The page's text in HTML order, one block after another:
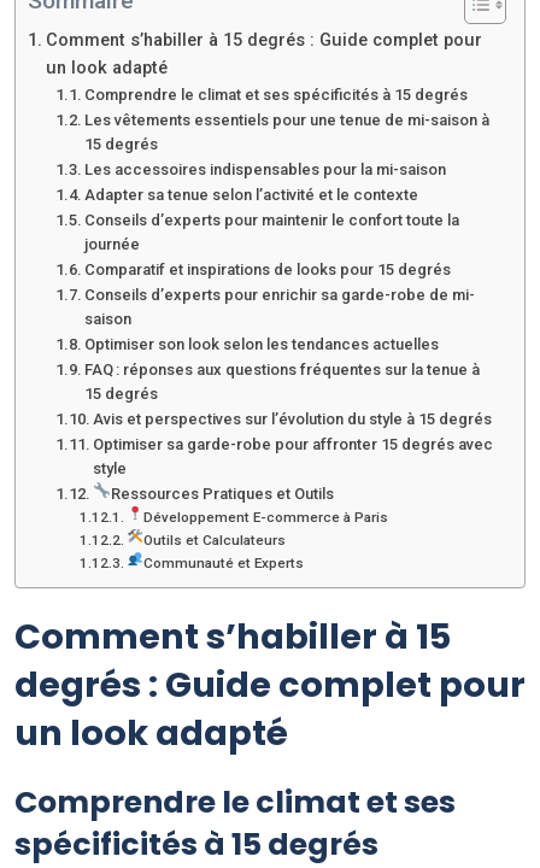
Comment s’habiller à 15 degrés : Guide complet pour
un look adapté
Comprendre le climat et ses spécificités à 15 degrés
Les vêtements essentiels pour une tenue de mi-saison à
15 degrés
Les accessoires indispensables pour la mi-saison
Adapter sa tenue selon l’activité et le contexte
Conseils d’experts pour maintenir le confort toute la
journée
Comparatif et inspirations de looks pour 15 degrés
Conseils d’experts pour enrichir sa garde-robe de mi-
saison
Optimiser son look selon les tendances actuelles
FAQ : réponses aux questions fréquentes sur la tenue à
15 degrés
Avis et perspectives sur l’évolution du style à 15 degrés
Optimiser sa garde-robe pour affronter 15 degrés avec
style
Ressources Pratiques et Outils
Développement E-commerce à Paris
Outils et Calculateurs
Communauté et Experts
Comment s’habiller à 15
degrés : Guide complet pour
un look adapté
Comprendre le climat et ses
spécificités à 15 degrés